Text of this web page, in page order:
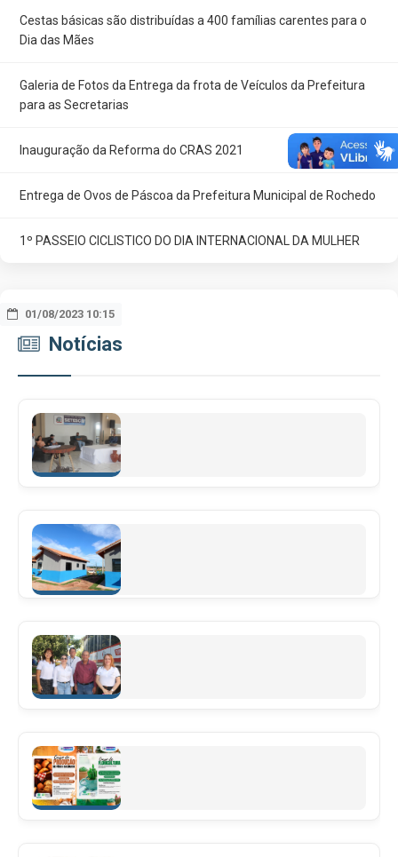
Cestas básicas são distribuídas a 400 famílias carentes para o
Dia das Mães
Galeria de Fotos da Entrega da frota de Veículos da Prefeitura
para as Secretarias
Inauguração da Reforma do CRAS 2021
Entrega de Ovos de Páscoa da Prefeitura Municipal de Rochedo
1º PASSEIO CICLISTICO DO DIA INTERNACIONAL DA MULHER
Notícias
28/07/2025 12:18
famílias contempladas, conforme Projeto de Lei
Municipal nº 1.014/2025
Leia mais
29/04/2025 09:08
Leia mais
11/04/2025 09:53
população
Leia mais
10/04/2025 08:09
21/10/2024 08:48
26/03/2024 08:22
18/09/2023 08:37
29/08/2023 09:27
21/08/2023 08:59
01/08/2023 10:15